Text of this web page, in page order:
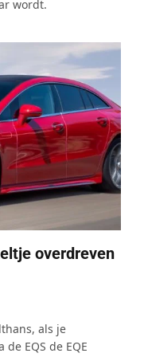
wordt.
overdreven
als je
EQS de EQE